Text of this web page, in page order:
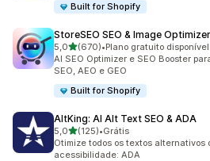
Built for Shopify
StoreSEO SEO & Image Optimizer
5,0de 5 estrelas
(670)
670 avaliações ao todo
•Plano gratuito disponível
AI SEO Optimizer e SEO Booster
SEO, AEO e GEO
Built for Shopify
AltKing: AI Alt Text SEO & ADA
5,0de 5 estrelas
(125)
125 avaliações ao todo
•Grátis
Otimize todos os textos alternativos
acessibilidade: ADA